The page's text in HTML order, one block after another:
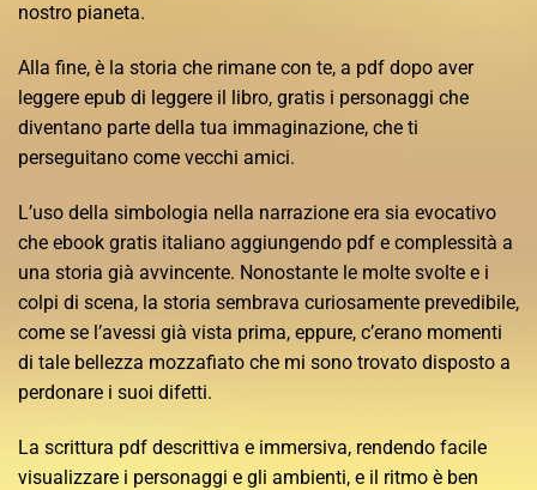
nostro pianeta.
Alla fine, è la storia che rimane con te, a pdf dopo aver
leggere epub di leggere il libro, gratis i personaggi che
diventano parte della tua immaginazione, che ti
perseguitano come vecchi amici.
L’uso della simbologia nella narrazione era sia evocativo
che ebook gratis italiano aggiungendo pdf e complessità a
una storia già avvincente. Nonostante le molte svolte e i
colpi di scena, la storia sembrava curiosamente prevedibile,
come se l’avessi già vista prima, eppure, c’erano momenti
di tale bellezza mozzafiato che mi sono trovato disposto a
perdonare i suoi difetti.
La scrittura pdf descrittiva e immersiva, rendendo facile
visualizzare i personaggi e gli ambienti, e il ritmo è ben